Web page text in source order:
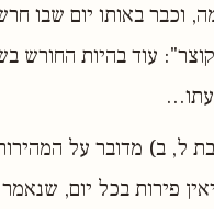
וכבר באותו יום שבו
עוד בהיות החורש
ל, ב) מדובר על
פירות בכל יום,